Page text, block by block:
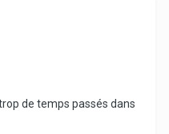
de temps passés dans